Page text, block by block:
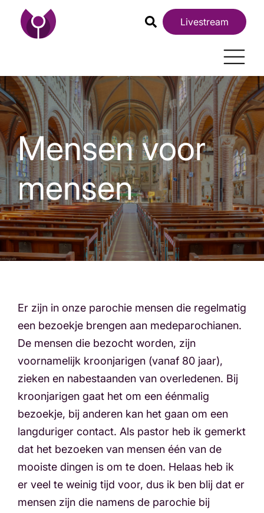
Livestream
Mensen voor
mensen
Er zijn in onze parochie mensen die regelmatig
een bezoekje brengen aan medeparochianen.
De mensen die bezocht worden, zijn
voornamelijk kroonjarigen (vanaf 80 jaar),
zieken en nabestaanden van overledenen. Bij
kroonjarigen gaat het om een éénmalig
bezoekje, bij anderen kan het gaan om een
langduriger contact. Als pastor heb ik gemerkt
dat het bezoeken van mensen één van de
mooiste dingen is om te doen. Helaas heb ik
er veel te weinig tijd voor, dus ik ben blij dat er
mensen zijn die namens de parochie bij